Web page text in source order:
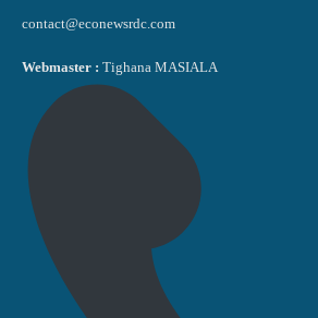
contact@econewsrdc.com
Webmaster : Tighana MASIALA